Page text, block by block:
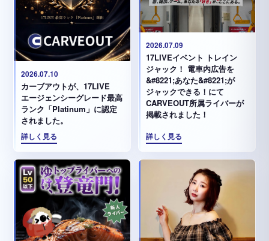
2026.07.10
カーブアウトが、17LIVE
エージェンシーグレード最高
ランク「Platinum」に認定
されました。
詳しく見る
2026.07.09
17LIVEイベント トレイン
ジャック！ 電車内広告を
&#8221;あなた&#8221;が
ジャックできる！にて
CARVEOUT所属ライバーが
掲載されました！
詳しく見る